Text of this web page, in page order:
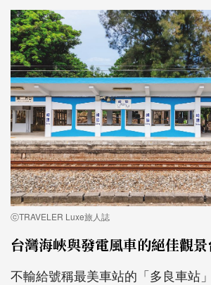
ⓒTRAVELER Luxe旅人誌
台灣海峽與發電風車的絕佳觀景
不輸給號稱最美車站的「多良車站